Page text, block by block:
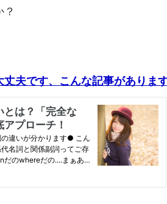
丈夫です、こんな記事がありま